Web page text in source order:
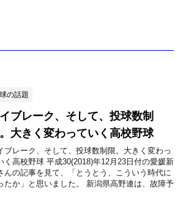
の話題
ブレーク、そして、投球数制
大きく変わっていく高校野球
ブレーク、そして、投球数制限。大きく変わっ
く高校野球 平成30(2018)年12月23日付の愛媛新
んの記事を見て、「とうとう、こういう時代に
たか」と思いました。 新潟県高野連は、故障予